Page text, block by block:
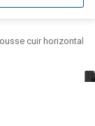
cuir horizontal